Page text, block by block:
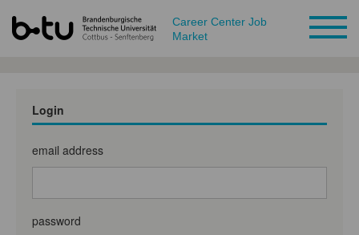
Career Center Job
Market
Login
email address
password